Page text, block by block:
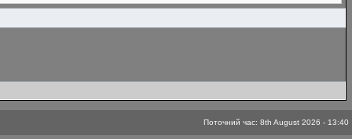
Поточний час: 8th August 2026 - 13:40